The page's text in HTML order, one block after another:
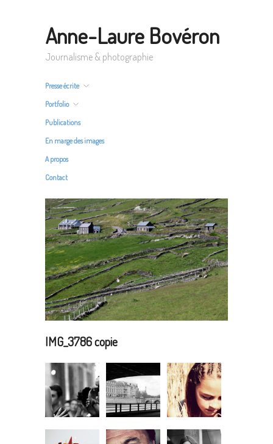
Anne-Laure Bovéron
Journalisme & photographie
Presse écrite
Portfolio
Publications
En marge des images
A propos
Contact
IMG_3786 copie